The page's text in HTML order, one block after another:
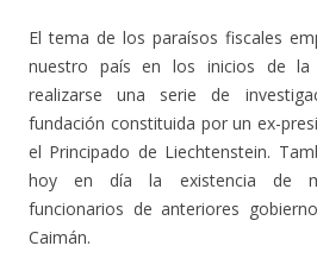
El tema de los paraísos fiscales
nuestro país en los inicios de la
realizarse una serie de
fundación constituida por un ex-
el Principado de Liechtenstein.
hoy en día la existencia de
funcionarios de anteriores
Caimán.